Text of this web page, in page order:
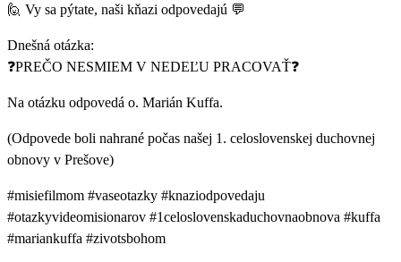
🙋 Vy sa pýtate, naši kňazi odpovedajú 💬
Dnešná otázka:
❓PREČO NESMIEM V NEDEĽU PRACOVAŤ❓
Na otázku odpovedá o. Marián Kuffa.
(Odpovede boli nahrané počas našej 1. celoslovenskej duchovnej
obnovy v Prešove)
#misiefilmom #vaseotazky #knaziodpovedaju
#otazkyvideomisionarov #1celoslovenskaduchovnaobnova #kuffa
#mariankuffa #zivotsbohom